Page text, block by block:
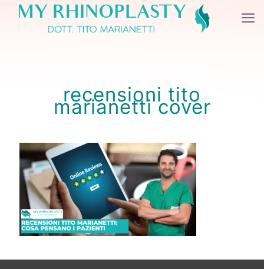
recensioni tito
marianetti cover